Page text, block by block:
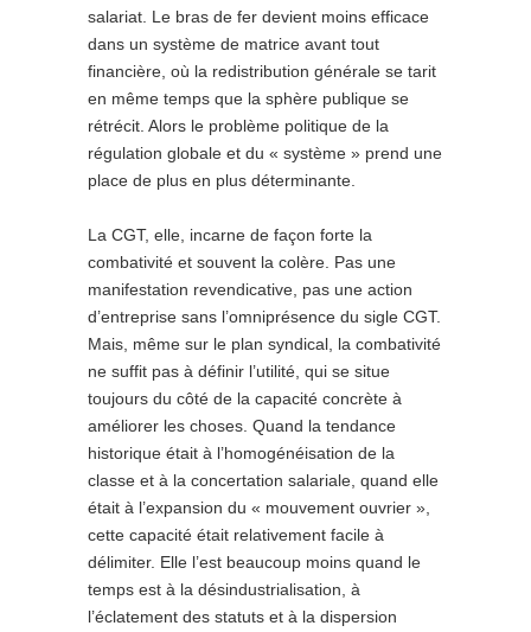
salariat. Le bras de fer devient moins efficace
dans un système de matrice avant tout
financière, où la redistribution générale se tarit
en même temps que la sphère publique se
rétrécit. Alors le problème politique de la
régulation globale et du « système » prend une
place de plus en plus déterminante.
La CGT, elle, incarne de façon forte la
combativité et souvent la colère. Pas une
manifestation revendicative, pas une action
d’entreprise sans l’omniprésence du sigle CGT.
Mais, même sur le plan syndical, la combativité
ne suffit pas à définir l’utilité, qui se situe
toujours du côté de la capacité concrète à
améliorer les choses. Quand la tendance
historique était à l’homogénéisation de la
classe et à la concertation salariale, quand elle
était à l’expansion du « mouvement ouvrier »,
cette capacité était relativement facile à
délimiter. Elle l’est beaucoup moins quand le
temps est à la désindustrialisation, à
l’éclatement des statuts et à la dispersion